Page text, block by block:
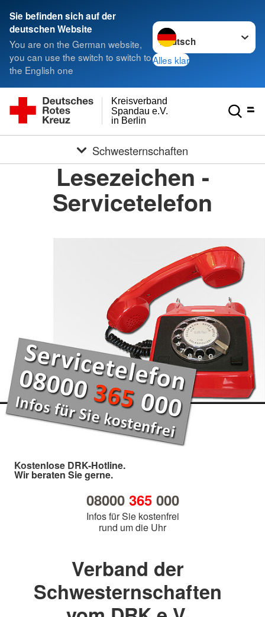
Sie befinden sich auf der
deutschen Website
You are on the German website,
you can use the switch to switch to
the English one
Sprache wechseln zu
Alles klar
in Berlin
Spandau e.V.
Kreisverband
Schwesternschaften
Lesezeichen -
Servicetelefon
Kostenlose DRK-Hotline.
Wir beraten Sie gerne.
08000 365000
Infos für Sie kostenfrei
rund um die Uhr
Verband der
Schwesternschaften